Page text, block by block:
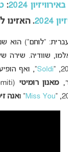
2024
:
2024
. האזינו
“לוחם”) הוא
שוודיה. שירה
Soldi
מאנון רומיטי (Manon Romiti) ו
Miss You” ואנה